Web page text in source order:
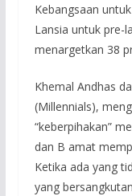
Kebangsaan
Lansia untuk pre-
menargetkan 38
Khemal Andhas
(Millennials),
“keberpihakan”
dan B amat
Ketika ada yang
yang